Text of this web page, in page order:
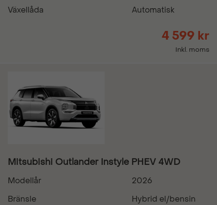
Växellåda
Automatisk
4 599 kr
Inkl. moms
Mitsubishi Outlander Instyle PHEV 4WD
Modellår
2026
Bränsle
Hybrid el/bensin